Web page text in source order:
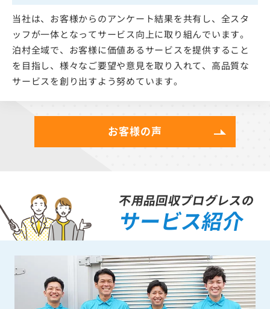
当社は、お客様からのアンケート結果を共有し、全スタ
ッフが一体となってサービス向上に取り組んでいます。
泊村全域で、お客様に価値あるサービスを提供すること
を目指し、様々なご要望や意見を取り入れて、高品質な
サービスを創り出すよう努めています。
お客様の声
不用品回収プログレスの
サービス紹介